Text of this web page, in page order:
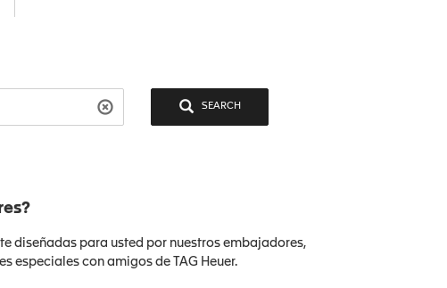
SEARCH
diseñadas para usted por nuestros embajadores,
especiales con amigos de TAG Heuer.